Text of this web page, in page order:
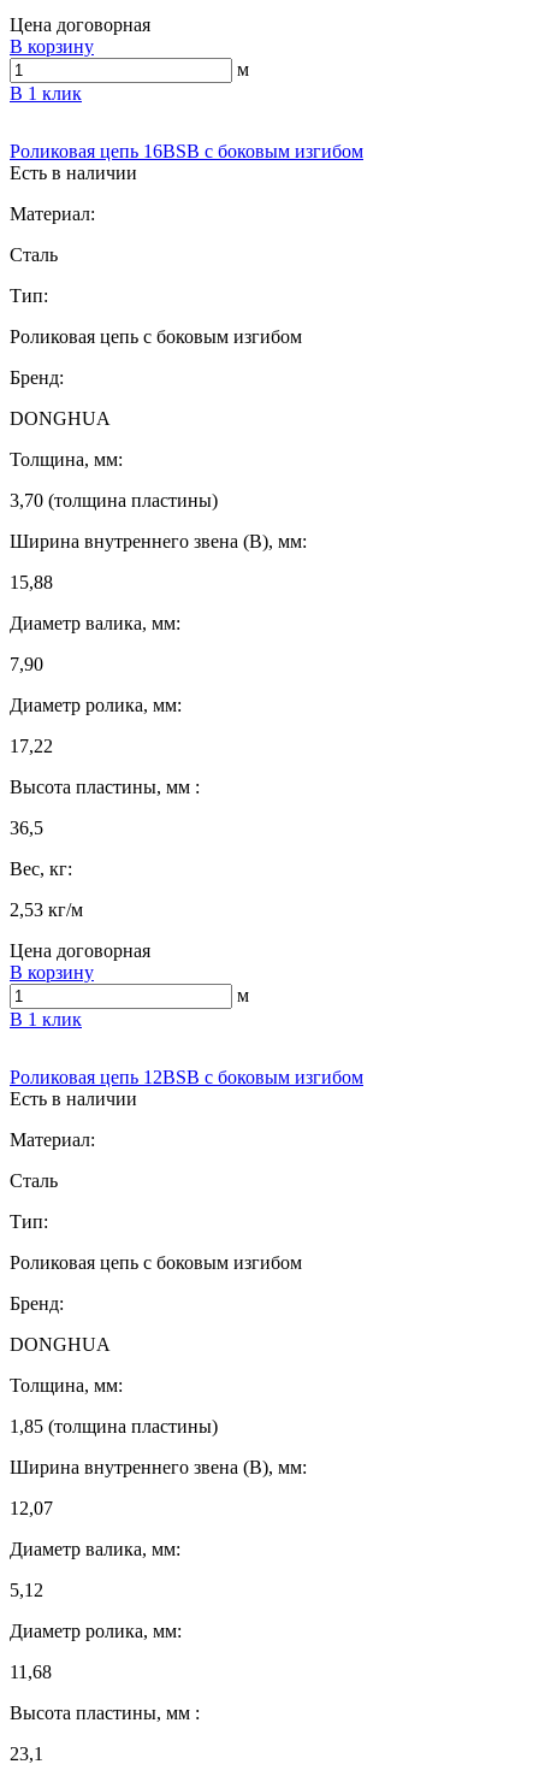
Цена договорная
В корзину
м
В 1 клик
Роликовая цепь 16BSB с боковым изгибом
Есть в наличии
Материал:
Сталь
Тип:
Роликовая цепь с боковым изгибом
Бренд:
DONGHUA
Толщина, мм:
3,70 (толщина пластины)
Ширина внутреннего звена (B), мм:
15,88
Диаметр валика, мм:
7,90
Диаметр ролика, мм:
17,22
Высота пластины, мм :
36,5
Вес, кг:
2,53 кг/м
Цена договорная
В корзину
м
В 1 клик
Роликовая цепь 12BSB с боковым изгибом
Есть в наличии
Материал:
Сталь
Тип:
Роликовая цепь с боковым изгибом
Бренд:
DONGHUA
Толщина, мм:
1,85 (толщина пластины)
Ширина внутреннего звена (B), мм:
12,07
Диаметр валика, мм:
5,12
Диаметр ролика, мм:
11,68
Высота пластины, мм :
23,1